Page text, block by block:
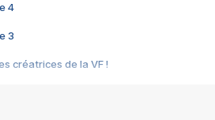
4
3
créatrices de la VF !